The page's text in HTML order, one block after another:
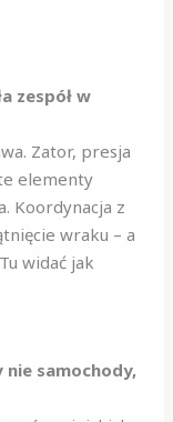
zespół w
Zator, presja
elementy
Koordynacja z
wraku – a
widać jak
nie samochody,